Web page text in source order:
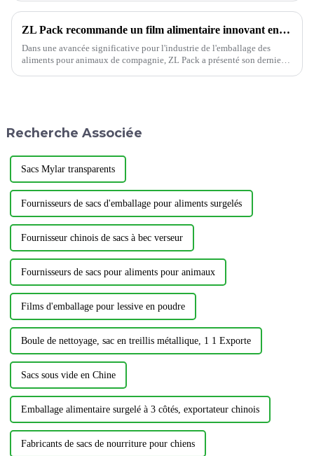
ZL Pack recommande un film alimentaire innovant en rouleau : une innovation majeure pour les fabricants d'aliments pour animaux.
Dans une avancée significative pour l'industrie de l'emballage des
aliments pour animaux de compagnie, ZL Pack a présenté son dernier
Recherche Associée
Sacs Mylar transparents
Fournisseurs de sacs d'emballage pour aliments surgelés
Fournisseur chinois de sacs à bec verseur
Fournisseurs de sacs pour aliments pour animaux
Films d'emballage pour lessive en poudre
Boule de nettoyage, sac en treillis métallique, 1 1 Exporte
Sacs sous vide en Chine
Emballage alimentaire surgelé à 3 côtés, exportateur chinois
Fabricants de sacs de nourriture pour chiens